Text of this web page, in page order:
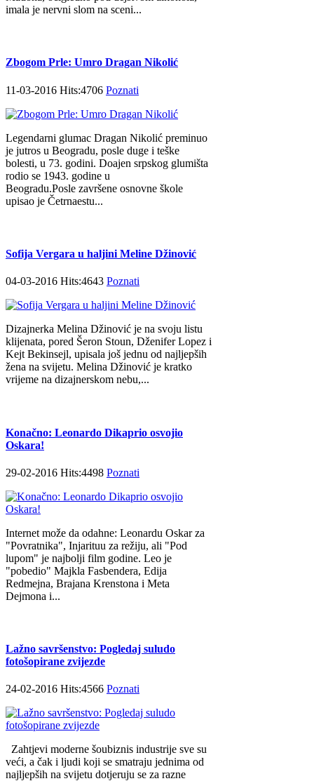
imala je nervni slom na sceni...
Zbogom Prle: Umro Dragan Nikolić
11-03-2016 Hits:4706 Poznati
Legendarni glumac Dragan Nikolić preminuo
je jutros u Beogradu, posle duge i teške
bolesti, u 73. godini. Doajen srpskog glumišta
rodio se 1943. godine u
Beogradu.Posle završene osnovne škole
upisao je Četrnaestu...
Sofija Vergara u haljini Meline Džinović
04-03-2016 Hits:4643 Poznati
Dizajnerka Melina Džinović je na svoju listu
klijenata, pored Šeron Stoun, Dženifer Lopez i
Kejt Bekinsejl, upisala još jednu od najljepših
žena na svijetu. Melina Džinović je kratko
vrijeme na dizajnerskom nebu,...
Konačno: Leonardo Dikaprio osvojio
Oskara!
29-02-2016 Hits:4498 Poznati
Internet može da odahne: Leonardu Oskar za
"Povratnika", Injarituu za režiju, ali "Pod
lupom" je najbolji film godine. Leo je
"pobedio" Majkla Fasbendera, Edija
Redmejna, Brajana Krenstona i Meta
Dejmona i...
Lažno savršenstvo: Pogledaj suludo
fotošopirane zvijezde
24-02-2016 Hits:4566 Poznati
Zahtjevi moderne šoubiznis industrije sve su
veći, a čak i ljudi koji se smatraju jednima od
najljepših na svijetu dotjeruju se za razne